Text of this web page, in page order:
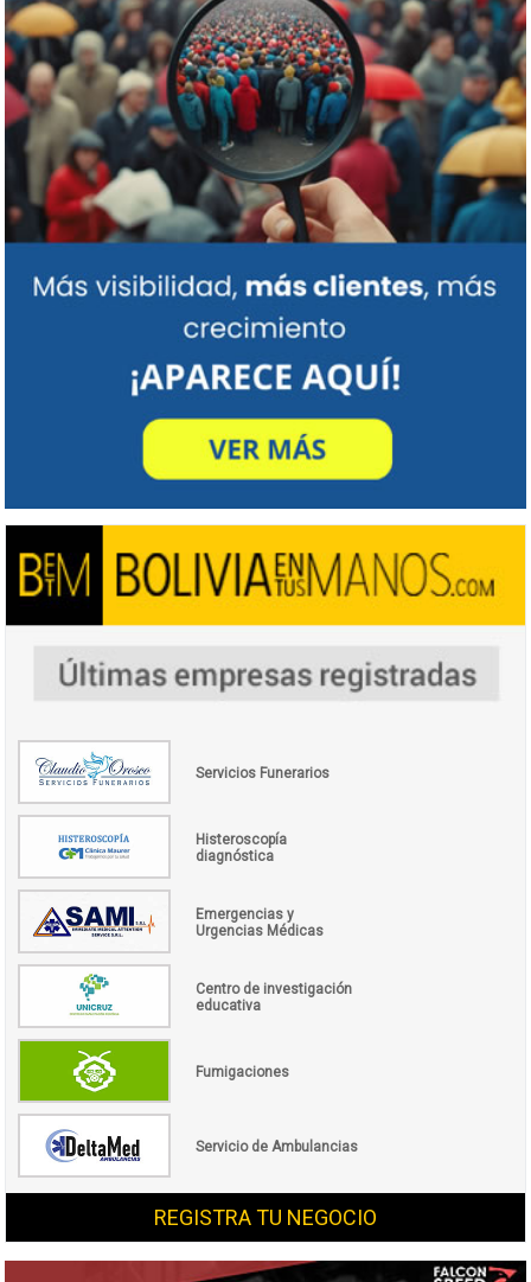
Servicios Funerarios
Histeroscopía
diagnóstica
Emergencias y
Urgencias Médicas
Centro de investigación
educativa
Fumigaciones
Servicio de Ambulancias
REGISTRA TU NEGOCIO